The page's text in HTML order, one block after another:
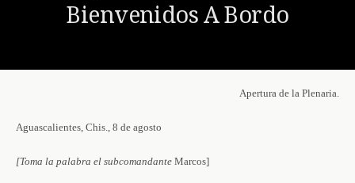
Bienvenidos A Bordo
Apertura de la Plenaria.
Aguascalientes, Chis., 8 de agosto
[Toma la palabra el subcomandante Marcos]